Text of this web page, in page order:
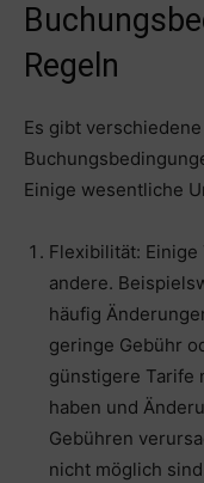
Regeln
Es gibt
Einige wesentliche
Flexibilität:
andere.
häufig
geringe Gebühr
günstigere Tarife
haben und
Gebühren
nicht möglich